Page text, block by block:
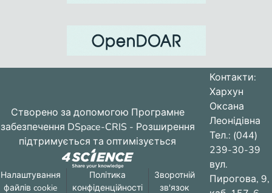
Створено за допомогою Програмне
забезпечення DSpace-CRIS - Розширення
підтримується та оптимізується
Налаштування
файлів cookie
Політика
конфіденційності
Зворотній
зв'язок
Контакти:
Хархун
Оксана
Леонідівна
Тел.: (044)
239-30-39
вул.
Пирогова, 9,